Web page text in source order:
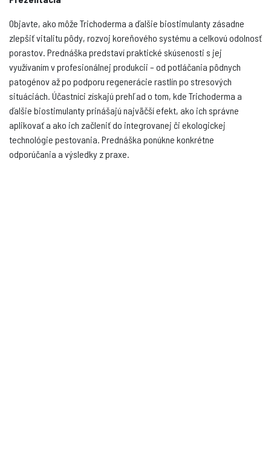
Objavte, ako môže Trichoderma a ďalšie biostimulanty zásadne
zlepšiť vitalitu pôdy, rozvoj koreňového systému a celkovú odolnosť
porastov. Prednáška predstaví praktické skúsenosti s jej
využívaním v profesionálnej produkcii – od potláčania pôdnych
patogénov až po podporu regenerácie rastlín po stresových
situáciách. Účastníci získajú prehľad o tom, kde Trichoderma a
ďalšie biostimulanty prinášajú najväčší efekt, ako ich správne
aplikovať a ako ich začleniť do integrovanej či ekologickej
technológie pestovania. Prednáška ponúkne konkrétne
odporúčania a výsledky z praxe.